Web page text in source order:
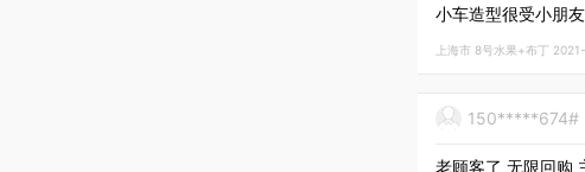
小车造型很受小朋
上海市 8号水果+布丁
150*****674#
老顾客了 无限回购